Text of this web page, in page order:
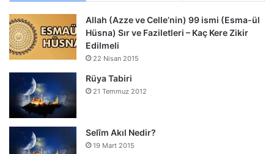
Allah (Azze ve Celle’nin) 99 ismi (Esma-ül
Hüsna) Sır ve Faziletleri – Kaç Kere Zikir
Edilmeli
22 Nisan 2015
Rüya Tabiri
21 Temmuz 2012
Selîm Akıl Nedir?
19 Mart 2015